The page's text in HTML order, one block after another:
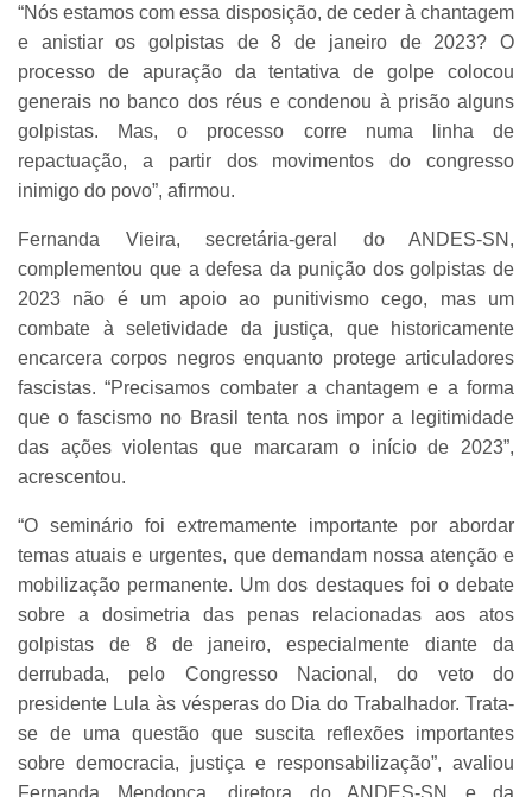
“Nós estamos com essa disposição, de ceder à chantagem
e anistiar os golpistas de 8 de janeiro de 2023? O
processo de apuração da tentativa de golpe colocou
generais no banco dos réus e condenou à prisão alguns
golpistas. Mas, o processo corre numa linha de
repactuação, a partir dos movimentos do congresso
inimigo do povo”, afirmou.
Fernanda Vieira, secretária-geral do ANDES-SN,
complementou que a defesa da punição dos golpistas de
2023 não é um apoio ao punitivismo cego, mas um
combate à seletividade da justiça, que historicamente
encarcera corpos negros enquanto protege articuladores
fascistas. “Precisamos combater a chantagem e a forma
que o fascismo no Brasil tenta nos impor a legitimidade
das ações violentas que marcaram o início de 2023”,
acrescentou.
“O seminário foi extremamente importante por abordar
temas atuais e urgentes, que demandam nossa atenção e
mobilização permanente. Um dos destaques foi o debate
sobre a dosimetria das penas relacionadas aos atos
golpistas de 8 de janeiro, especialmente diante da
derrubada, pelo Congresso Nacional, do veto do
presidente Lula às vésperas do Dia do Trabalhador. Trata-
se de uma questão que suscita reflexões importantes
sobre democracia, justiça e responsabilização”, avaliou
Fernanda Mendonça, diretora do ANDES-SN e da